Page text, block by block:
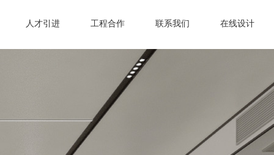
人才引进 工程合作 联系我们 在线设计